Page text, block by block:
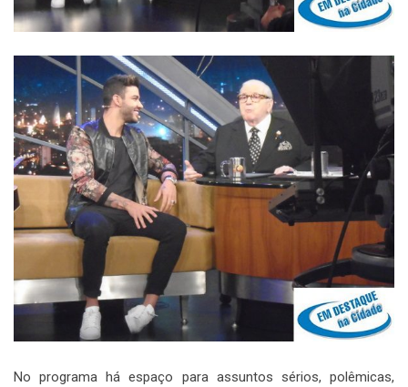
No programa há espaço para assuntos sérios, polêmicas,